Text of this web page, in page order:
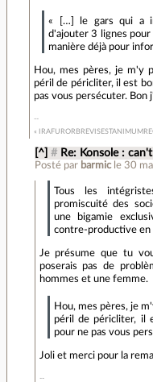
« […] le gars qui a
d'ajouter 3 lignes
manière déjà pour
Hou, mes pères, je m'y
péril de péricliter, il est
pas vous persécuter. Bon
«
[^] # Re: Konsole :
Posté par barmic le 30
Tous les
promiscuité des
une bigamie
contre-productive en
Je présume que tu
poserais pas de
hommes et une femme.
Hou, mes pères, je
péril de péricliter, il
pour ne pas vous
Joli et merci pour la